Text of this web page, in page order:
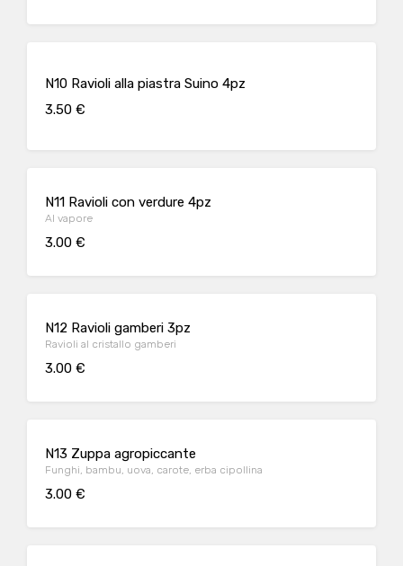
N10 Ravioli alla piastra Suino 4pz
3.50 €
N11 Ravioli con verdure 4pz
Al vapore
3.00 €
N12 Ravioli gamberi 3pz
Ravioli al cristallo gamberi
3.00 €
N13 Zuppa agropiccante
Funghi, bambu, uova, carote, erba cipollina
3.00 €